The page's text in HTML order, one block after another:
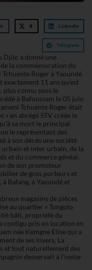
X LinkedIn
Telegram
Djilo a donné une
la commémoration du
Roger à Yaoundé
11 ans qu’est
plus connu sous le
à Bafoussam le 05 juin
Tchuente Roger était
» en abrégé STV créée le
sa mort le principal
le représentant des
à son décès une société
et inter urbain, de la
et du commerce généal.
de son promoteur
de gros porteurs et
Bafang, à Yaoundé et
magasins de pièces
au quartier « Tongolo
bâti, propriété du
contigu pris en location en
née Kemgne Elise qui a
de ses loyers, La
et tout naturellement des
desservait à l’instar